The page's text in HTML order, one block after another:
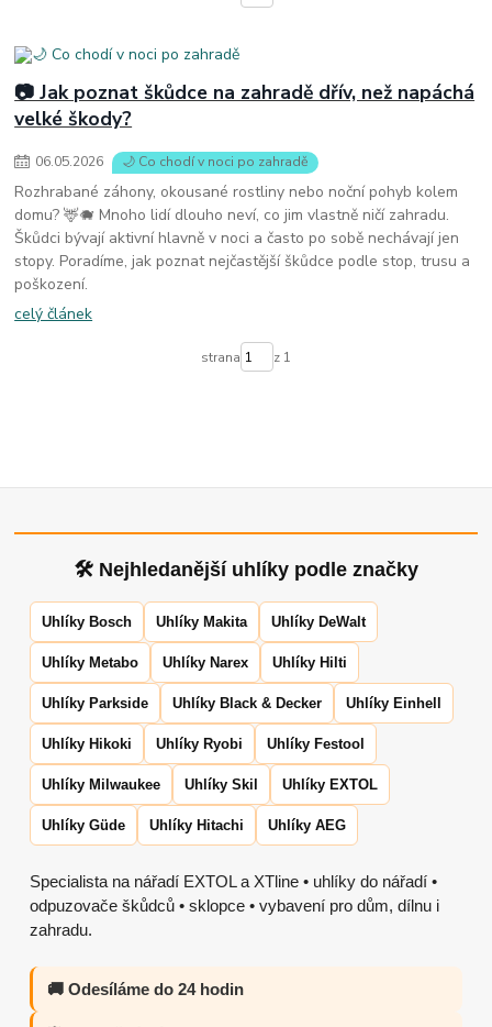
📷 Jak poznat škůdce na zahradě dřív, než napáchá
velké škody?
06.05.2026 🌙 Co chodí v noci po zahradě
Rozhrabané záhony, okousané rostliny nebo noční pohyb kolem
domu? 🦌🐗 Mnoho lidí dlouho neví, co jim vlastně ničí zahradu.
Škůdci bývají aktivní hlavně v noci a často po sobě nechávají jen
stopy. Poradíme, jak poznat nejčastější škůdce podle stop, trusu a
poškození.
celý článek
strana z 1
🛠 Nejhledanější uhlíky podle značky
Uhlíky Bosch Uhlíky Makita Uhlíky DeWalt
Uhlíky Metabo Uhlíky Narex Uhlíky Hilti
Uhlíky Parkside Uhlíky Black & Decker Uhlíky Einhell
Uhlíky Hikoki Uhlíky Ryobi Uhlíky Festool
Uhlíky Milwaukee Uhlíky Skil Uhlíky EXTOL
Uhlíky Güde Uhlíky Hitachi Uhlíky AEG
Specialista na nářadí EXTOL a XTline • uhlíky do nářadí •
odpuzovače škůdců • sklopce • vybavení pro dům, dílnu i
zahradu.
🚚 Odesíláme do 24 hodin